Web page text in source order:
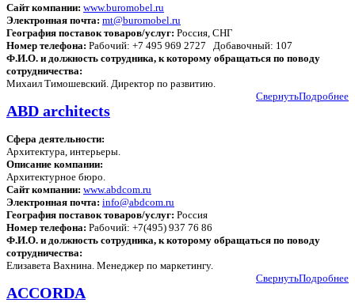
Сайт компании: www.buromobel.ru
Электронная почта: mt@buromobel.ru
География поставок товаров/услуг: Россия, СНГ
Номер телефона: Рабочий: +7 495 969 2727 Добавочный: 107
Ф.И.О. и должность сотрудника, к которому обращаться по поводу
сотрудничества:
Михаил Тимошевский. Директор по развитию.
Подробнее
Свернуть
ABD architects
Сфера деятельности:
Архитектура, интерьеры.
Описание компании:
Архитектурное бюро.
Сайт компании: www.abdcom.ru
Электронная почта: info@abdcom.ru
География поставок товаров/услуг: Россия
Номер телефона: Рабочий: +7(495) 937 76 86
Ф.И.О. и должность сотрудника, к которому обращаться по поводу
сотрудничества:
Елизавета Вахнина. Менеджер по маркетингу.
Подробнее
Свернуть
ACCORDA